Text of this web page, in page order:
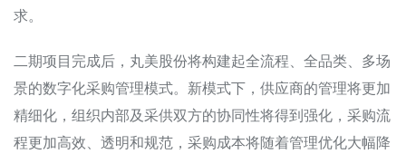
求。
二期项目完成后，丸美股份将构建起全流程、全品类、多场
景的数字化采购管理模式。新模式下，供应商的管理将更加
精细化，组织内部及采供双方的协同性将得到强化，采购流
程更加高效、透明和规范，采购成本将随着管理优化大幅降